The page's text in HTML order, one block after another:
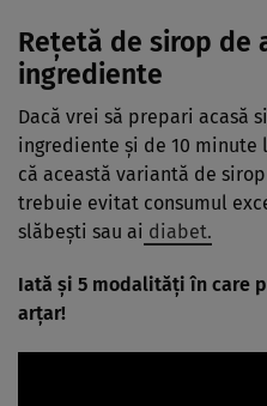
Reţetă de sirop de
ingrediente
Dacă vrei să prepari acasă
ingrediente şi de 10 minute
că această variantă de
trebuie evitat consumul
slăbeşti sau ai diabet.
Iată şi 5 modalităţi în care
arţar!